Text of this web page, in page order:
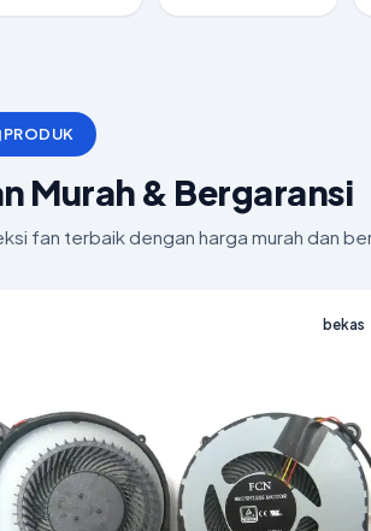
PRODUK
Murah & Bergaransi
fan terbaik dengan harga murah dan
bekas